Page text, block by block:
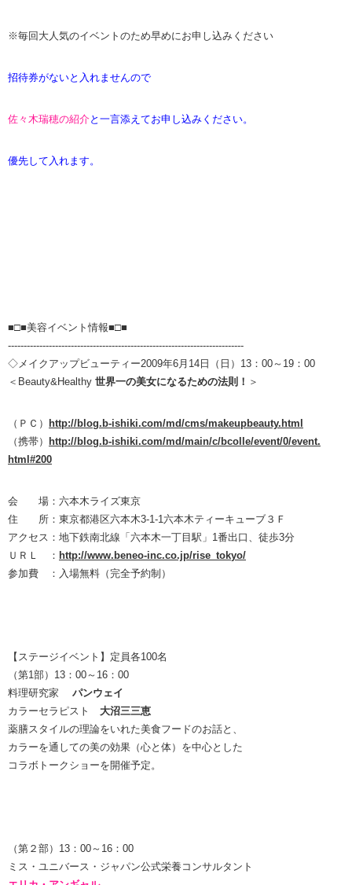
※毎回大人気のイベントのため早めにお申し込みください
招待券がないと入れませんので
佐々木瑞穂の紹介と一言添えてお申し込みください。
優先して入れます。
■□■美容イベント情報■□■
---------------------------------------------------------------------------
◇メイクアップビューティー2009年6月14日（日）13：00～19：00
＜Beauty&Healthy 世界一の美女になるための法則！ ＞
（ＰＣ） http://blog.b-ishiki.com/md/cms/makeupbeauty.html
（携帯）
http://blog.b-ishiki.com/md/main/c/bcolle/event/0/event.
html#200
会 場：六本木ライズ東京
住 所：東京都港区六本木3‐1‐1六本木ティーキューブ３Ｆ
アクセス：地下鉄南北線「六本木一丁目駅」1番出口、徒歩3分
ＵＲＬ ： http://www.beneo-inc.co.jp/rise_tokyo/
参加費 ：入場無料（完全予約制）
【ステージイベント】定員各100名
（第1部）13：00～16：00
料理研究家 パンウェイ
カラーセラピスト 大沼三三恵
薬膳スタイルの理論をいれた美食フードのお話と、
カラーを通しての美の効果（心と体）を中心とした
コラボトークショーを開催予定。
（第２部）13：00～16：00
ミス・ユニバース・ジャパン公式栄養コンサルタント